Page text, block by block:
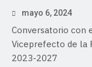
mayo 6, 2024
Conversatorio con
Viceprefecto de la
2023-2027